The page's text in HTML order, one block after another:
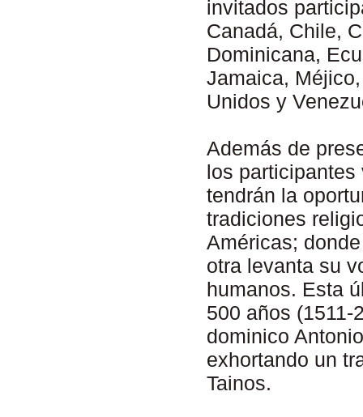
invitados
Canadá, Chile,
Dominicana,
Jamaica,
Unidos y
Además de
los
tendrán la
tradiciones
Américas;
otra levanta su
humanos. Esta
500 años (1511-
dominico
exhortando un
Tainos.